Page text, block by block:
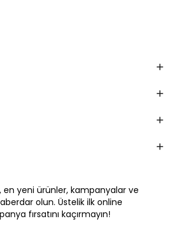
en yeni ürünler, kampanyalar ve
olun. Üstelik ilk online
fırsatını kaçırmayın!